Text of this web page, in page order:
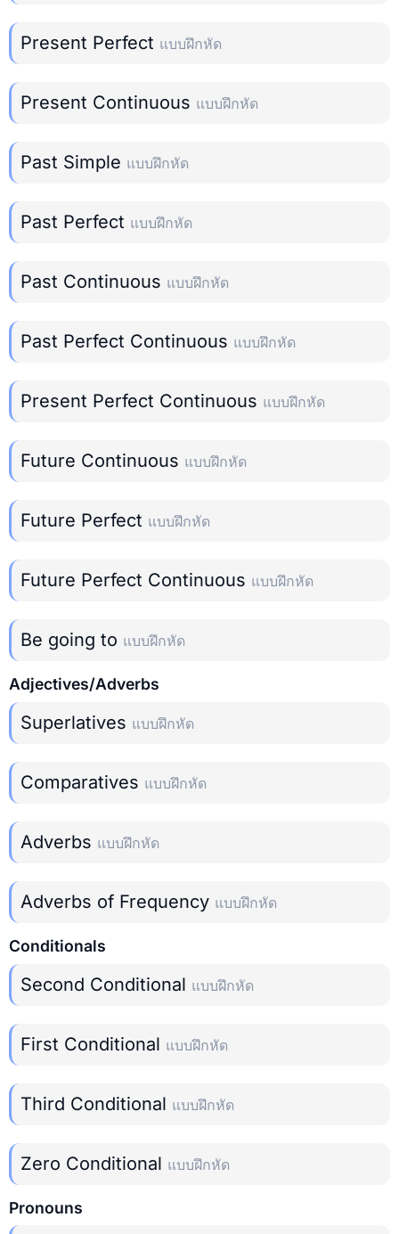
Present Perfect แบบฝึกหัด
Present Continuous แบบฝึกหัด
Past Simple แบบฝึกหัด
Past Perfect แบบฝึกหัด
Past Continuous แบบฝึกหัด
Past Perfect Continuous แบบฝึกหัด
Present Perfect Continuous แบบฝึกหัด
Future Continuous แบบฝึกหัด
Future Perfect แบบฝึกหัด
Future Perfect Continuous แบบฝึกหัด
Be going to แบบฝึกหัด
Adjectives/Adverbs
Superlatives แบบฝึกหัด
Comparatives แบบฝึกหัด
Adverbs แบบฝึกหัด
Adverbs of Frequency แบบฝึกหัด
Conditionals
Second Conditional แบบฝึกหัด
First Conditional แบบฝึกหัด
Third Conditional แบบฝึกหัด
Zero Conditional แบบฝึกหัด
Pronouns